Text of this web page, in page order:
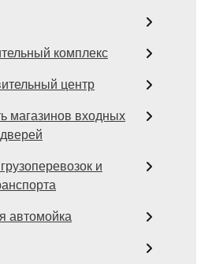
комплекс
центр
магазинов входных
и
автомойка